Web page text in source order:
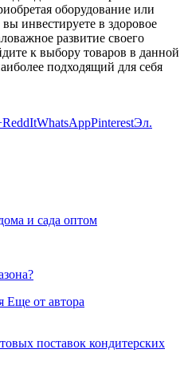
оборудование или
инвестируете в здоровое
развитие своего
к выбору товаров в данной
подходящий для себя
ReddItWhatsAppPinterestЭл.
и сада оптом
Еще от автора
поставок кондитерских